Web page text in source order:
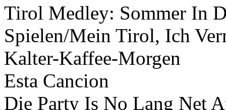
Tirol Medley: Sommer In
Spielen/Mein Tirol, Ich
Kalter-Kaffee-Morgen
Esta Cancion
Die Party Is No Lang Net